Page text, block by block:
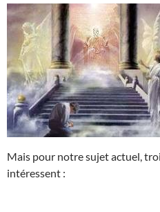
Mais pour notre sujet actuel,
intéressent :